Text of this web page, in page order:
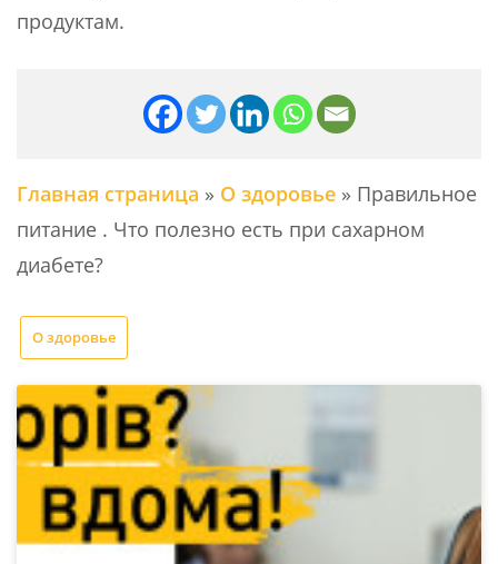
продуктам.
Главная страница » О здоровье » Правильное
питание . Что полезно есть при сахарном
диабете?
О здоровье